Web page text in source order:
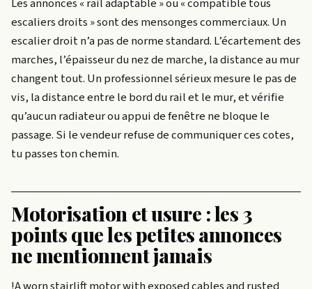
Les annonces « rail adaptable » ou « compatible tous
escaliers droits » sont des mensonges commerciaux. Un
escalier droit n’a pas de norme standard. L’écartement des
marches, l’épaisseur du nez de marche, la distance au mur
changent tout. Un professionnel sérieux mesure le pas de
vis, la distance entre le bord du rail et le mur, et vérifie
qu’aucun radiateur ou appui de fenêtre ne bloque le
passage. Si le vendeur refuse de communiquer ces cotes,
tu passes ton chemin.
Motorisation et usure : les 3
points que les petites annonces
ne mentionnent jamais